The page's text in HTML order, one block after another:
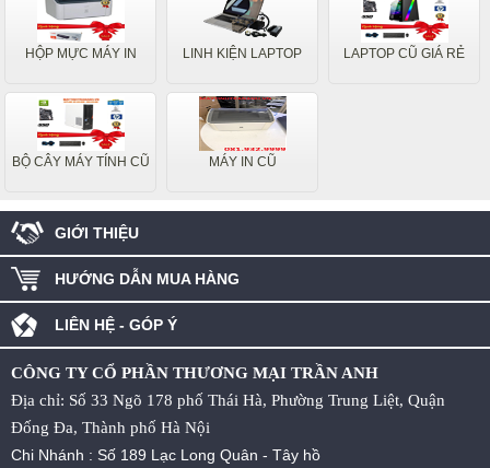
HỘP MỰC MÁY IN LINH KIỆN LAPTOP LAPTOP CŨ GIÁ RẺ
BỘ CÂY MÁY TÍNH CŨ MÁY IN CŨ
GIỚI THIỆU
HƯỚNG DẪN MUA HÀNG
LIÊN HỆ - GÓP Ý
CÔNG TY CỔ PHẦN THƯƠNG MẠI TRẦN ANH
Địa chỉ: Số 33 Ngõ 178 phố Thái Hà, Phường Trung Liệt, Quận
Đống Đa, Thành phố Hà Nội
Chi Nhánh : Số 189 Lạc Long Quân - Tây hồ